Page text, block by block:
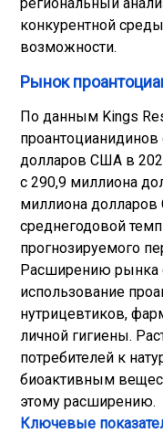
конкурентной
возможности.
Рынок
По данным Kings
долларов США в
с 290,9 миллиона
миллиона долларов
среднегодовой
прогнозируемого
Расширению рынка
использование
нутрицевтиков,
личной гигиены.
потребителей к
биоактивным
этому расширению.
Ключевые